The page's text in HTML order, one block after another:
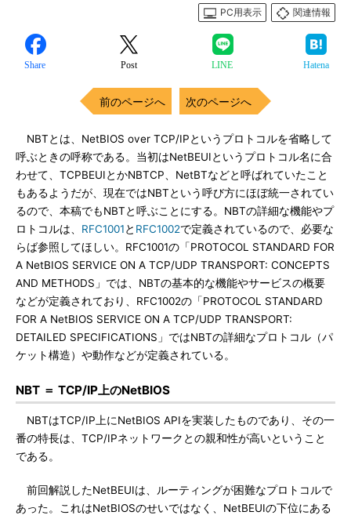
PC用表示
関連情報
Share Post LINE Hatena
前のページへ 次のページへ
NBTとは、NetBIOS over TCP/IPというプロトコルを省略して
呼ぶときの呼称である。当初はNetBEUIというプロトコル名に合
わせて、TCPBEUIとかNBTCP、NetBTなどと呼ばれていたこと
もあるようだが、現在ではNBTという呼び方にほぼ統一されてい
るので、本稿でもNBTと呼ぶことにする。NBTの詳細な機能やプ
ロトコルは、 RFC1001と RFC1002で定義されているので、必要な
らば参照してほしい。RFC1001の「PROTOCOL STANDARD FOR
A NetBIOS SERVICE ON A TCP/UDP TRANSPORT: CONCEPTS
AND METHODS」では、NBTの基本的な機能やサービスの概要
などが定義されており、RFC1002の「PROTOCOL STANDARD
FOR A NetBIOS SERVICE ON A TCP/UDP TRANSPORT:
DETAILED SPECIFICATIONS」ではNBTの詳細なプロトコル（パ
ケット構造）や動作などが定義されている。
NBT ＝ TCP/IP上のNetBIOS
NBTはTCP/IP上にNetBIOS APIを実装したものであり、その一
番の特長は、TCP/IPネットワークとの親和性が高いということ
である。
前回解説したNetBEUIは、ルーティングが困難なプロトコルで
あった。これはNetBIOSのせいではなく、NetBEUIの下位にある